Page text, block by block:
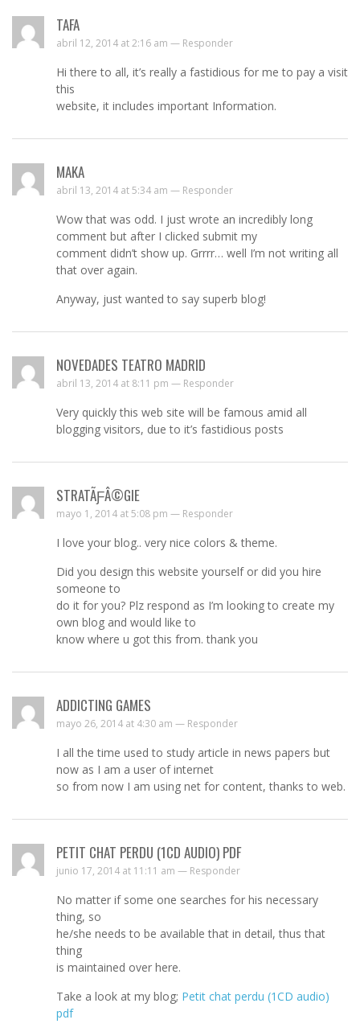
TAFA
abril 12, 2014 at 2:16 am — Responder
Hi there to all, it’s really a fastidious for me to pay a visit
this
website, it includes important Information.
MAKA
abril 13, 2014 at 5:34 am — Responder
Wow that was odd. I just wrote an incredibly long
comment but after I clicked submit my
comment didn’t show up. Grrrr… well I’m not writing all
that over again.
Anyway, just wanted to say superb blog!
NOVEDADES TEATRO MADRID
abril 13, 2014 at 8:11 pm — Responder
Very quickly this web site will be famous amid all
blogging visitors, due to it’s fastidious posts
STRATÃƑÂ©GIE
mayo 1, 2014 at 5:08 pm — Responder
I love your blog.. very nice colors & theme.
Did you design this website yourself or did you hire
someone to
do it for you? Plz respond as I’m looking to create my
own blog and would like to
know where u got this from. thank you
ADDICTING GAMES
mayo 26, 2014 at 4:30 am — Responder
I all the time used to study article in news papers but
now as I am a user of internet
so from now I am using net for content, thanks to web.
PETIT CHAT PERDU (1CD AUDIO) PDF
junio 17, 2014 at 11:11 am — Responder
No matter if some one searches for his necessary
thing, so
he/she needs to be available that in detail, thus that
thing
is maintained over here.
Take a look at my blog; Petit chat perdu (1CD audio)
pdf